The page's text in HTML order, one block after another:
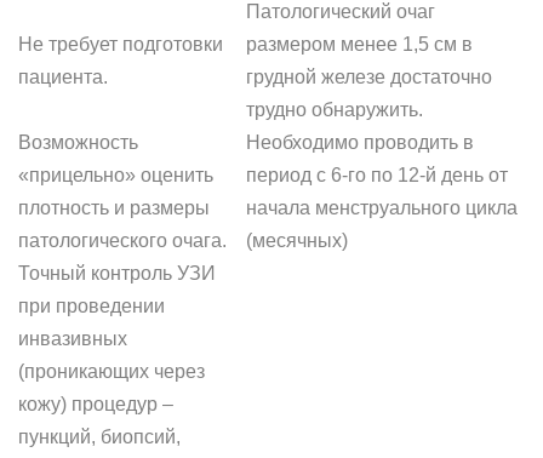
Не требует подготовки
пациента.
Патологический очаг
размером менее 1,5 см в
грудной железе достаточно
трудно обнаружить.
Возможность
«прицельно» оценить
плотность и размеры
патологического очага.
Необходимо проводить в
период с 6-го по 12-й день от
начала менструального цикла
(месячных)
Точный контроль УЗИ
при проведении
инвазивных
(проникающих через
кожу) процедур –
пункций, биопсий,